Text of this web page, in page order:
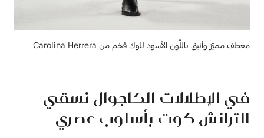
معطف مميّز وأنيق باللّون الأسود للوك فخم من Carolina Herrera
في الإطلالات الكاجوال نسقي
الترانش كوت بأسلوب عصري